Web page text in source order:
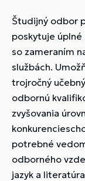
Študijný odbor
poskytuje
so zameraním
službách.
trojročný
odbornú
zvyšovania
potrebné
odborného
jazyk a